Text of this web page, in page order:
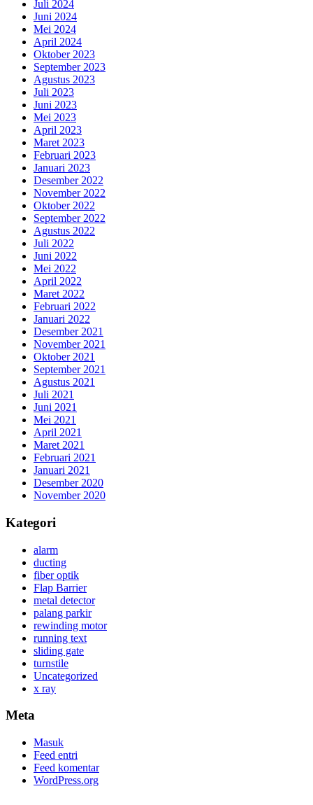
Juli 2024
Juni 2024
Mei 2024
April 2024
Oktober 2023
September 2023
Agustus 2023
Juli 2023
Juni 2023
Mei 2023
April 2023
Maret 2023
Februari 2023
Januari 2023
Desember 2022
November 2022
Oktober 2022
September 2022
Agustus 2022
Juli 2022
Juni 2022
Mei 2022
April 2022
Maret 2022
Februari 2022
Januari 2022
Desember 2021
November 2021
Oktober 2021
September 2021
Agustus 2021
Juli 2021
Juni 2021
Mei 2021
April 2021
Maret 2021
Februari 2021
Januari 2021
Desember 2020
November 2020
Kategori
alarm
ducting
fiber optik
Flap Barrier
metal detector
palang parkir
rewinding motor
running text
sliding gate
turnstile
Uncategorized
x ray
Meta
Masuk
Feed entri
Feed komentar
WordPress.org